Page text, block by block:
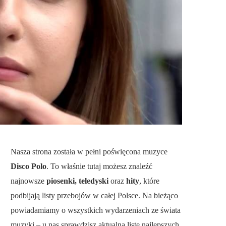
Nasza strona została w pełni poświęcona muzyce
Disco Polo. To właśnie tutaj możesz znaleźć
najnowsze piosenki, teledyski oraz hity, które
podbijają listy przebojów w całej Polsce. Na bieżąco
powiadamiamy o wszystkich wydarzeniach ze świata